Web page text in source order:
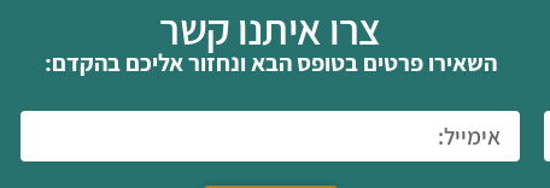
צרו איתנו קשר
השאירו פרטים בטופס הבא ונחזור אליכם בהקדם: